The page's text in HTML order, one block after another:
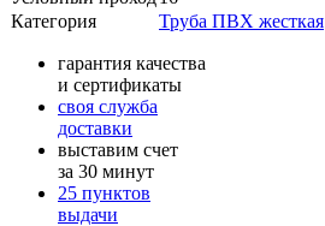
Категория
Труба ПВХ жесткая
гарантия качества
и сертификаты
своя служба
доставки
выставим счет
за 30 минут
25 пунктов
выдачи